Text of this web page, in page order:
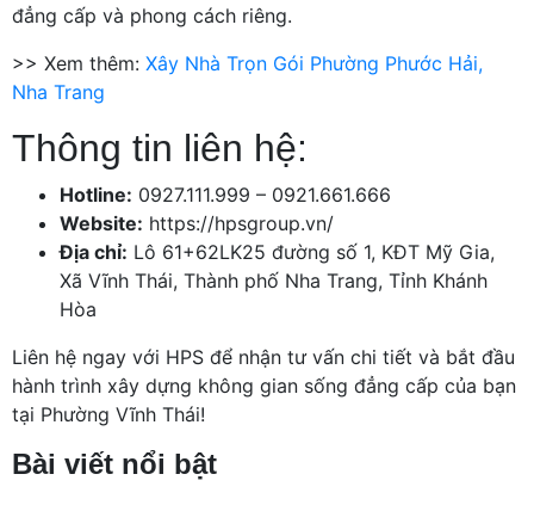
đẳng cấp và phong cách riêng.
>> Xem thêm: Xây Nhà Trọn Gói Phường Phước Hải,
Nha Trang
Thông tin liên hệ:
Hotline: 0927.111.999 – 0921.661.666
Website: https://hpsgroup.vn/
Địa chỉ: Lô 61+62LK25 đường số 1, KĐT Mỹ Gia,
Xã Vĩnh Thái, Thành phố Nha Trang, Tỉnh Khánh
Hòa
Liên hệ ngay với HPS để nhận tư vấn chi tiết và bắt đầu
hành trình xây dựng không gian sống đẳng cấp của bạn
tại Phường Vĩnh Thái!
Bài viết nổi bật